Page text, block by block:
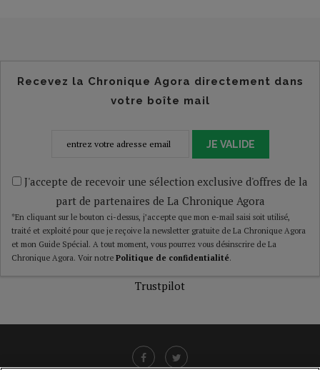
Recevez la Chronique Agora directement dans
votre boîte mail
JE VALIDE
J'accepte de recevoir une sélection exclusive d'offres de la
part de partenaires de La Chronique Agora
*En cliquant sur le bouton ci-dessus, j’accepte que mon e-mail saisi soit utilisé,
traité et exploité pour que je reçoive la newsletter gratuite de La Chronique Agora
et mon Guide Spécial. A tout moment, vous pourrez vous désinscrire de La
Chronique Agora. Voir notre Politique de confidentialité.
Trustpilot